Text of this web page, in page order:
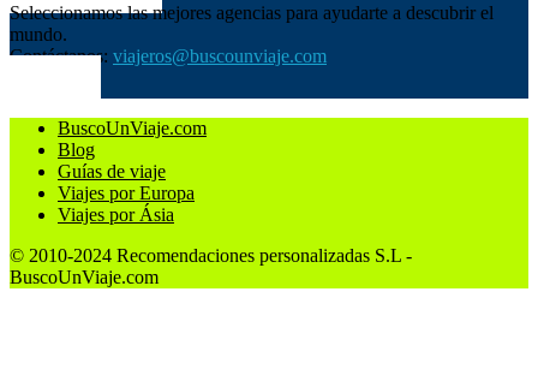
Seleccionamos las mejores agencias para ayudarte a descubrir el
mundo.
Contáctanos: viajeros@buscounviaje.com
BuscoUnViaje.com
Blog
Guías de viaje
Viajes por Europa
Viajes por Ásia
© 2010-2024 Recomendaciones personalizadas S.L -
BuscoUnViaje.com